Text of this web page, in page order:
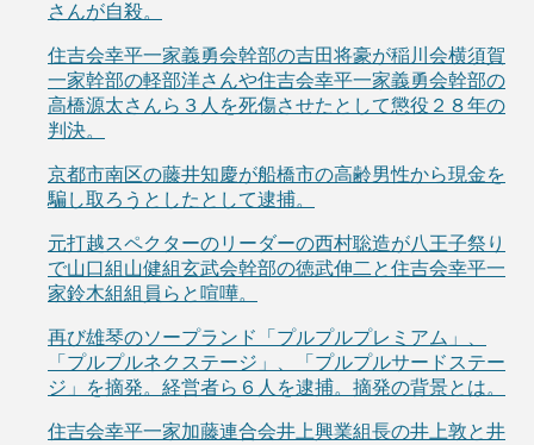
さんが自殺。
住吉会幸平一家義勇会幹部の吉田将豪が稲川会横須賀
一家幹部の軽部洋さんや住吉会幸平一家義勇会幹部の
高橋源太さんら３人を死傷させたとして懲役２８年の
判決。
京都市南区の藤井知慶が船橋市の高齢男性から現金を
騙し取ろうとしたとして逮捕。
元打越スペクターのリーダーの西村聡造が八王子祭り
で山口組山健組玄武会幹部の徳武伸二と住吉会幸平一
家鈴木組組員らと喧嘩。
再び雄琴のソープランド「プルプルプレミアム」、
「プルプルネクステージ」、「プルプルサードステー
ジ」を摘発。経営者ら６人を逮捕。摘発の背景とは。
住吉会幸平一家加藤連合会井上興業組長の井上敦と井